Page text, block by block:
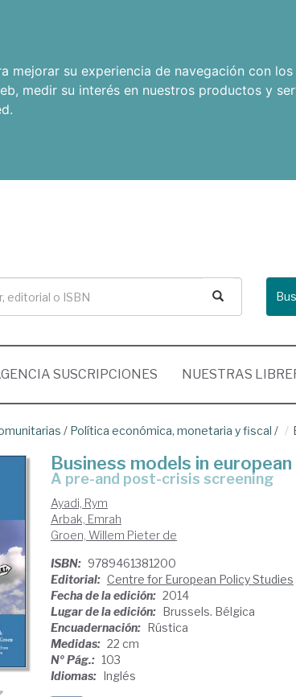
su experiencia de navegación con los
, medir su interés en nuestros productos y
.
SUSCRIPCIONES NUESTRAS
/ Política económica, monetaria y fiscal /
Business models in
a pre-and post-crisis screening
Ayadi, Rym
Arbak, Emrah
Groen, Willem Pieter de
ISBN: 9789461381200
Editorial: Centre for European Policy Studies
Fecha de la edición: 2014
Lugar de la edición: Brussels. Bélgica
Encuadernación: Rústica
Medidas: 22 cm
Nº Pág.: 103
Idiomas: Inglés